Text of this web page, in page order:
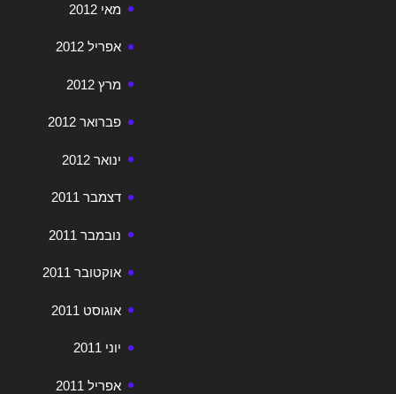
מאי 2012
אפריל 2012
מרץ 2012
פברואר 2012
ינואר 2012
דצמבר 2011
נובמבר 2011
אוקטובר 2011
אוגוסט 2011
יוני 2011
אפריל 2011